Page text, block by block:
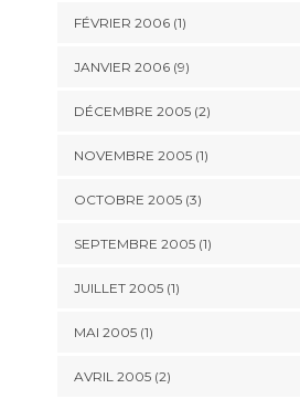
FÉVRIER 2006 (1)
JANVIER 2006 (9)
DÉCEMBRE 2005 (2)
NOVEMBRE 2005 (1)
OCTOBRE 2005 (3)
SEPTEMBRE 2005 (1)
JUILLET 2005 (1)
MAI 2005 (1)
AVRIL 2005 (2)